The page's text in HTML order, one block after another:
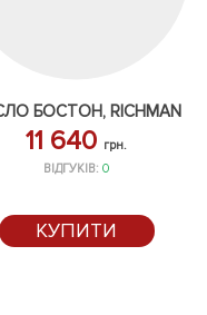
БОСТОН, RICHMAN
11 640 грн.
ВІДГУКІВ:0
КУПИТИ